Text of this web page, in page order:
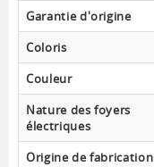
Garantie d'origine
Coloris
Couleur
Nature des foyers
électriques
Origine de fabrication